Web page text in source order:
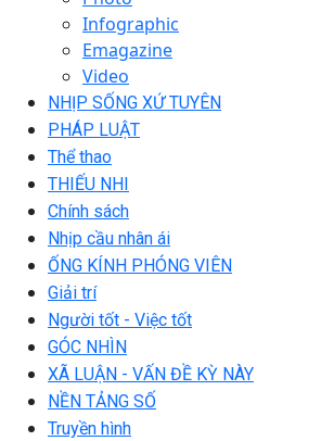
Infographic
Emagazine
Video
NHỊP SỐNG XỨ TUYÊN
PHÁP LUẬT
Thể thao
THIẾU NHI
Chính sách
Nhịp cầu nhân ái
ỐNG KÍNH PHÓNG VIÊN
Giải trí
Người tốt - Việc tốt
GÓC NHÌN
XÃ LUẬN - VẤN ĐỀ KỲ NÀY
NỀN TẢNG SỐ
Truyền hình